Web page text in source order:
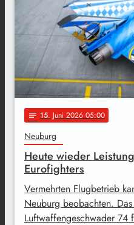
notes 15. Juni 2026 05:00
Neuburg
Heute wieder
Eurofighters
Vermehrten Flugbetrieb
Neuburg beobachten. Das
Luftwaffengeschwader 74